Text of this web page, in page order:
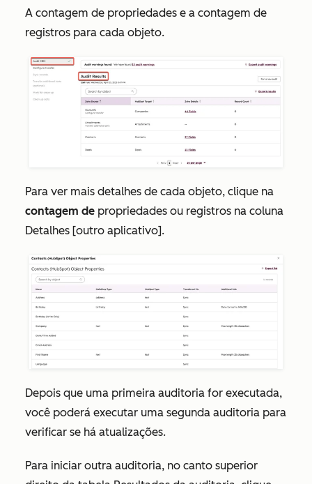
A contagem de propriedades e a contagem de
registros para cada objeto.
Para ver mais detalhes de cada objeto, clique na
contagem de propriedades ou registros na coluna
Detalhes [outro aplicativo].
Depois que uma primeira auditoria for executada,
você poderá executar uma segunda auditoria para
verificar se há atualizações.
Para iniciar outra auditoria, no canto superior